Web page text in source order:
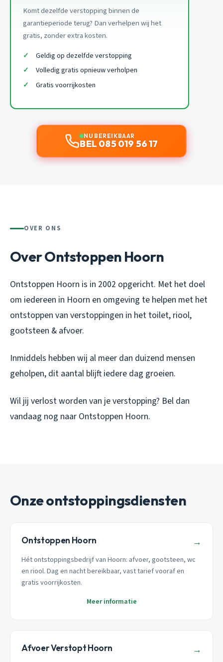
Komt dezelfde verstopping binnen de
garantieperiode terug? Dan verhelpen wij het
gratis, zonder extra kosten.
Geldig op dezelfde verstopping
Volledig gratis opnieuw verholpen
Gratis voorrijkosten
NU BEREIKBAAR
BEL 085 019 56 17
OVER ONS
Over Ontstoppen Hoorn
Ontstoppen Hoorn is in 2002 opgericht. Met het doel
om iedereen in Hoorn en omgeving te helpen met het
ontstoppen van verstoppingen in het toilet, riool,
gootsteen & afvoer.
Inmiddels hebben wij al meer dan duizend mensen
geholpen, dit aantal blijft iedere dag groeien.
Wil jij verlost worden van je verstopping? Bel dan
vandaag nog naar Ontstoppen Hoorn.
Onze ontstoppingsdiensten
Ontstoppen Hoorn →
Hét ontstoppingsbedrijf van Hoorn: afvoer, gootsteen, wc
en riool. Dag en nacht bereikbaar, vast tarief vooraf en
gratis voorrijkosten.
Meer informatie
Afvoer Verstopt Hoorn →